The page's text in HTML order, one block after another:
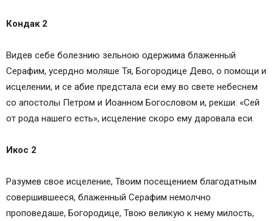
Кондак 2
Видев себе болезнию зельною одержима блаженный
Серафим, усердно моляше Тя, Богородице Дево, о помощи и
исцелении, и се абие предстала еси ему во свете небеснем
со апостолы Петром и Иоанном Богословом и, рекши: «Сей
от рода нашего есть», исцеление скоро ему даровала еси.
Икос 2
Разумев свое исцеление, Твоим посещением благодатным
совершившееся, блаженный Серафим немолчно
проповедаше, Богородице, Твою великую к нему милость,